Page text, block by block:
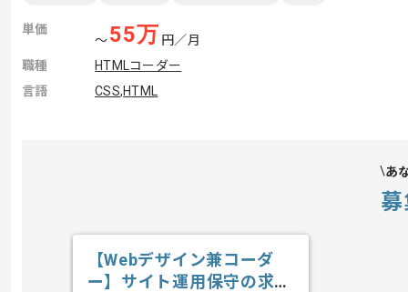
単価
〜55万 円／月
職種
HTMLコーダー
言語
CSS,HTML
あ
【Webデザイン兼コーダ
ー】サイト運用保守の求